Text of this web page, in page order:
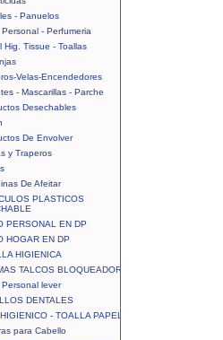
- Panuelos
- Perfumeria
Hig. Tissue - Toallas
Velas-Encendedores
- Mascarillas - Parche
Desechables
De Envolver
y Traperos
De Afeitar
PLASTICOS
PERSONAL EN DP
HOGAR EN DP
HIGIENICA
TALCOS BLOQUEADOR
lever
DENTALES
- TOALLA PAPEL
para Cabello